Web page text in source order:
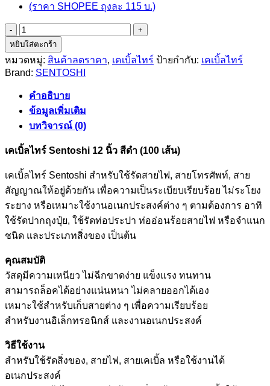
(ราคา SHOPEE ถุงละ 115 บ.)
จำนวน
เคเบิ้ล
ไทร์
12
Sentoshi
สีดำ
ชิ้น
หยิบใส่ตะกร้า
หมวดหมู่: สินค้าลดราคา, เคเบิ้ลไทร์ ป้ายกำกับ: เคเบิ้ลไทร์
Brand: SENTOSHI
คำอธิบาย
ข้อมูลเพิ่มเติม
บทวิจารณ์ (0)
เคเบิ้ลไทร์ Sentoshi 12 นิ้ว สีดำ (100 เส้น)
เคเบิ้ลไทร์ Sentoshi สำหรับใช้รัดสายไฟ, สายโทรศัพท์, สาย
สัญญาณให้อยู่ด้วยกัน เพื่อความเป็นระเบียบเรียบร้อย ไม่ระโยง
ระยาง หรือเหมาะใช้งานอเนกประสงค์ต่าง ๆ ตามต้องการ อาทิ
ใช้รัดปากถุงปุ๋ย, ใช้รัดท่อประปา ท่ออ่อนร้อยสายไฟ หรือจำแนก
ชนิด และประเภทสิ่งของ เป็นต้น
คุณสมบัติ
วัสดุมีความเหนียว ไม่ฉีกขาดง่าย แข็งแรง ทนทาน
สามารถล็อคได้อย่างแน่นหนา ไม่คลายออกได้เอง
เหมาะใช้สำหรับเก็บสายต่าง ๆ เพื่อความเรียบร้อย
สำหรับงานอิเล็กทรอนิกส์ และงานอเนกประสงค์
วิธีใช้งาน
สำหรับใช้รัดสิ่งของ, สายไฟ, สายเคเบิ้ล หรือใช้งานได้
อเนกประสงค์